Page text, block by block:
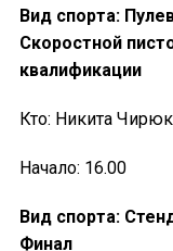
Вид спорта:
Скоростной
квалификации
Кто: Никита
Начало: 16.00
Вид спорта:
Финал